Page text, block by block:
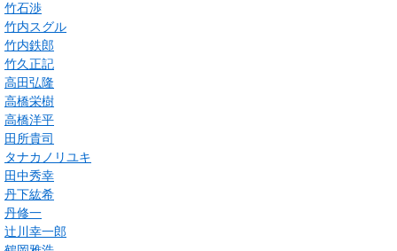
竹石渉
竹内スグル
竹内鉄郎
竹久正記
高田弘隆
高橋栄樹
高橋洋平
田所貴司
タナカノリユキ
田中秀幸
丹下紘希
丹修一
辻川幸一郎